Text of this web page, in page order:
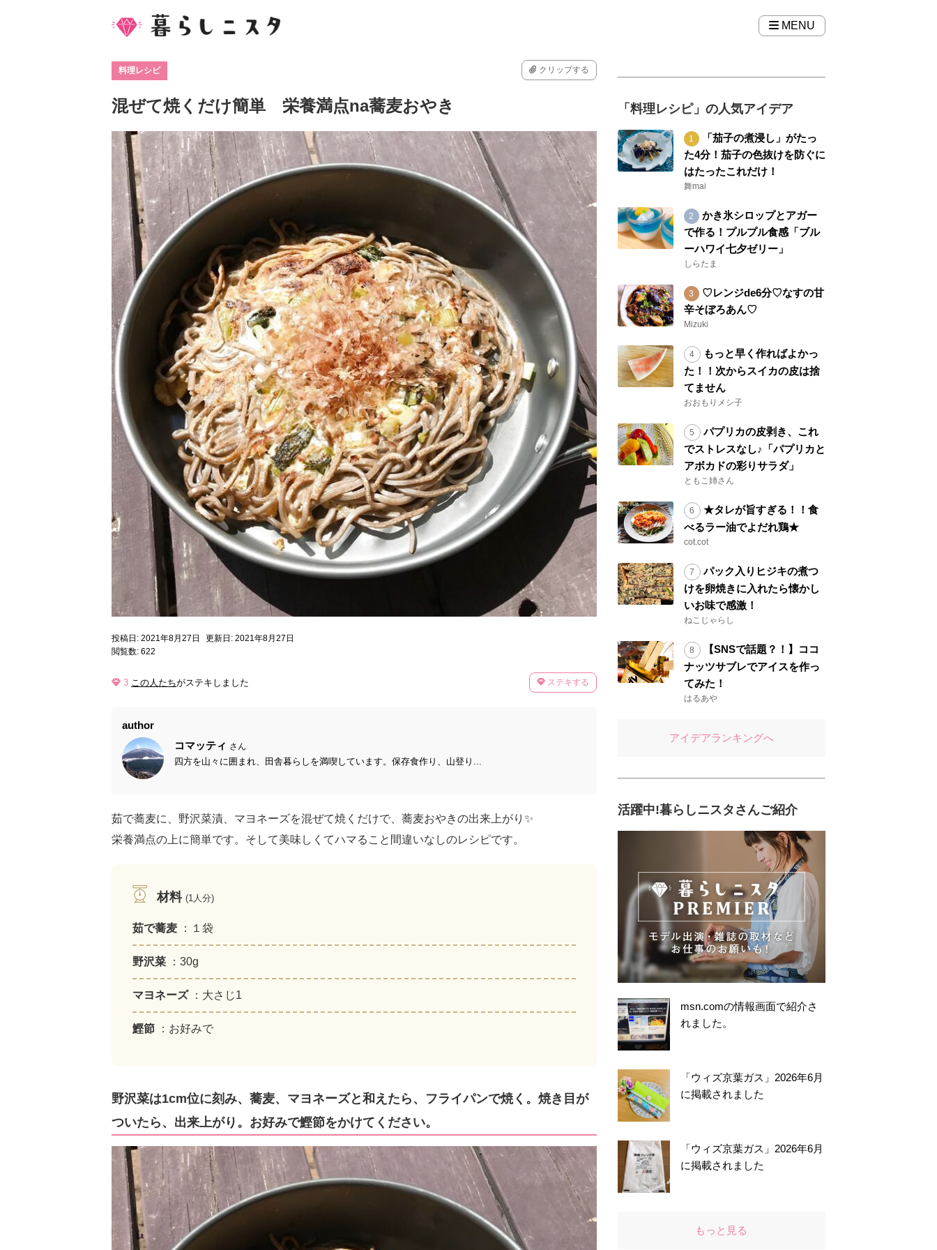
MENU
料理レシピ クリップする
混ぜて焼くだけ簡単 栄養満点na蕎麦おやき
投稿日: 2021年8月27日
更新日: 2021年8月27日
閲覧数: 622
3 この人たちがステキしました ステキする
author
コマッティ さん
四方を山々に囲まれ、田舎暮らしを満喫しています。保存食作り、山登り...
茹で蕎麦に、野沢菜漬、マヨネーズを混ぜて焼くだけで、蕎麦おやきの出来上がり✨
栄養満点の上に簡単です。そして美味しくてハマること間違いなしのレシピです。
材料 (1人分)
茹で蕎麦 ：１袋
野沢菜 ：30g
マヨネーズ ：大さじ1
鰹節 ：お好みで
野沢菜は1cm位に刻み、蕎麦、マヨネーズと和えたら、フライパンで焼く。焼き目が
ついたら、出来上がり。お好みで鰹節をかけてください。
「料理レシピ」の人気アイデア
「茄子の煮浸し」がたっ
た4分！茄子の色抜けを防ぐに
はたったこれだけ！
舞mai
かき氷シロップとアガー
で作る！プルプル食感「ブル
ーハワイ七夕ゼリー」
しらたま
♡レンジde6分♡なすの甘
辛そぼろあん♡
Mizuki
もっと早く作ればよかっ
た！！次からスイカの皮は捨
てません
おおもりメシ子
パプリカの皮剥き、これ
でストレスなし♪「パプリカと
アボカドの彩りサラダ」
ともこ姉さん
★タレが旨すぎる！！食
べるラー油でよだれ鶏★
cot.cot
パック入りヒジキの煮つ
けを卵焼きに入れたら懐かし
いお味で感激！
ねこじゃらし
【SNSで話題？！】ココ
ナッツサブレでアイスを作っ
てみた！
はるあや
アイデアランキングへ
活躍中!暮らしニスタさんご紹介
msn.comの情報画面で紹介さ
れました。
「ウィズ京葉ガス」2026年6月
に掲載されました
「ウィズ京葉ガス」2026年6月
に掲載されました
もっと見る